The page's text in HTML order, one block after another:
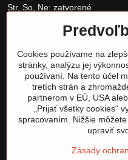
Str, So, Ne: zatvorené
Cookies používame na
stránky, analýzu jej
používaní. Na tento účel
tretích strán a
partnerom v EÚ, USA
„Prijať všetky cookies“
spracovaním. Nižšie
upraviť
Zásady